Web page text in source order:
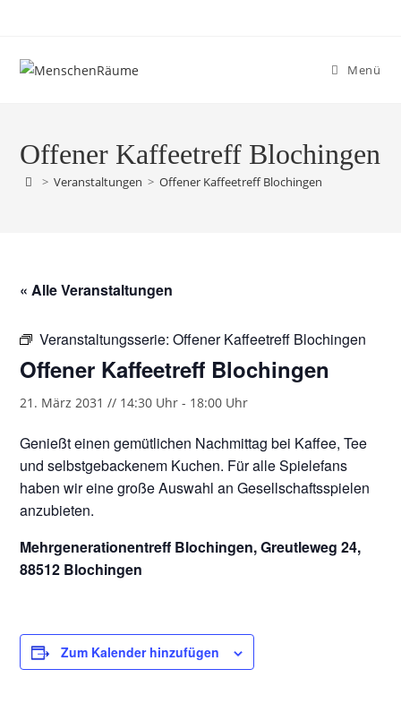
Menü
Offener Kaffeetreff Blochingen
> Veranstaltungen > Offener Kaffeetreff Blochingen
« Alle Veranstaltungen
Veranstaltungsserie:Offener Kaffeetreff Blochingen
Offener Kaffeetreff Blochingen
21. März 2031 // 14:30 Uhr - 18:00 Uhr
Genießt einen gemütlichen Nachmittag bei Kaffee, Tee
und selbstgebackenem Kuchen. Für alle Spielefans
haben wir eine große Auswahl an Gesellschaftsspielen
anzubieten.
Mehrgenerationentreff Blochingen, Greutleweg 24,
88512 Blochingen
Zum Kalender hinzufügen